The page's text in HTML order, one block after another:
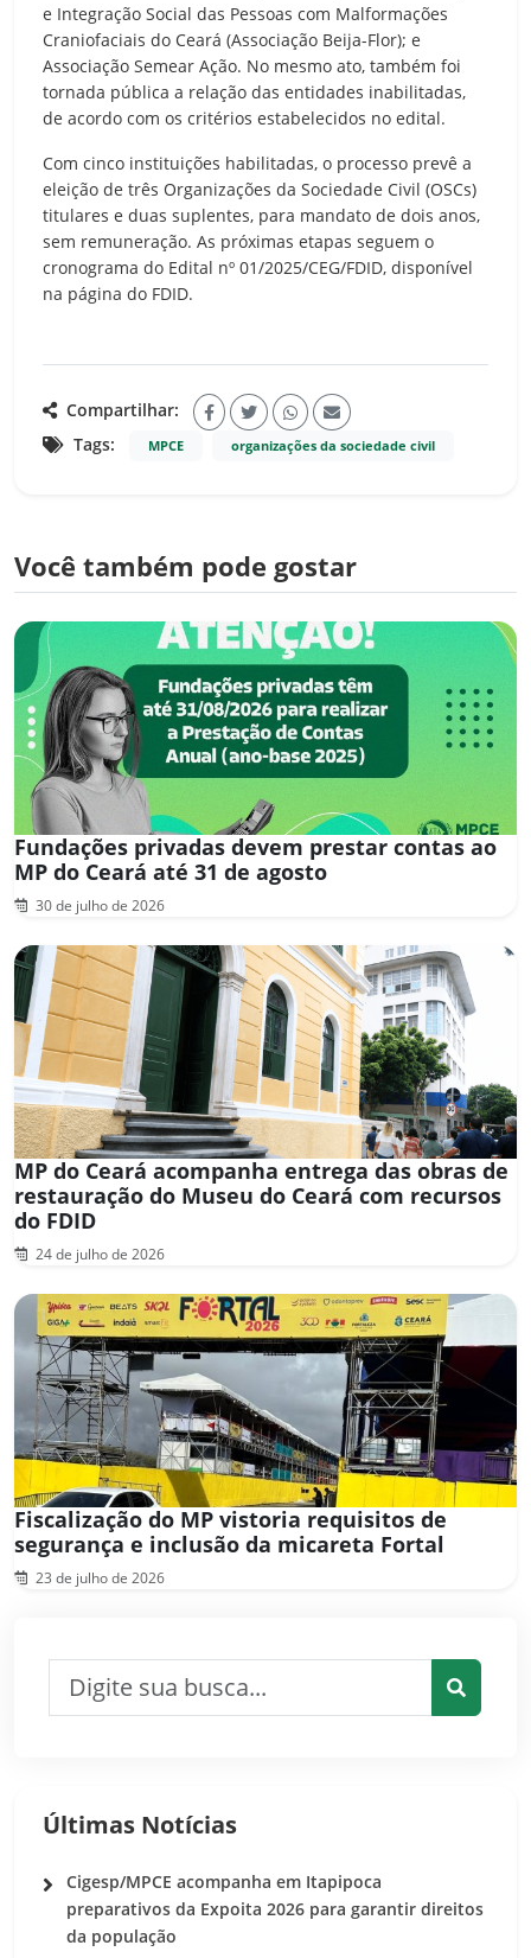
e Integração Social das Pessoas com Malformações
Craniofaciais do Ceará (Associação Beija-Flor); e
Associação Semear Ação. No mesmo ato, também foi
tornada pública a relação das entidades inabilitadas,
de acordo com os critérios estabelecidos no edital.
Com cinco instituições habilitadas, o processo prevê a
eleição de três Organizações da Sociedade Civil (OSCs)
titulares e duas suplentes, para mandato de dois anos,
sem remuneração. As próximas etapas seguem o
cronograma do Edital nº 01/2025/CEG/FDID, disponível
na página do FDID.
Compartilhar:
Tags:
MPCE organizações da sociedade civil
Você também pode gostar
Fundações privadas devem prestar contas ao
MP do Ceará até 31 de agosto
30 de julho de 2026
MP do Ceará acompanha entrega das obras de
restauração do Museu do Ceará com recursos
do FDID
24 de julho de 2026
Fiscalização do MP vistoria requisitos de
segurança e inclusão da micareta Fortal
23 de julho de 2026
Últimas Notícias
Cigesp/MPCE acompanha em Itapipoca
preparativos da Expoita 2026 para garantir direitos
da população